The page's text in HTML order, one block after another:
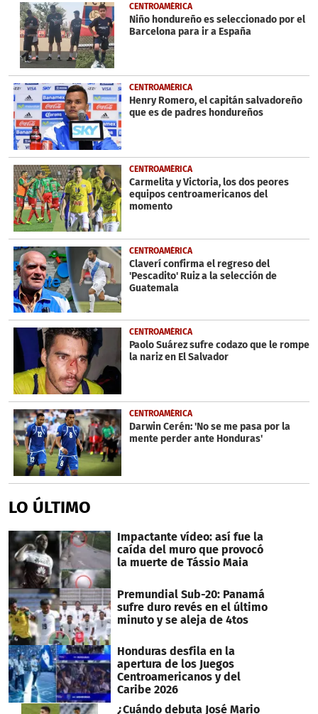
minutes,
51
seconds
CENTROAMÉRICA
Niño hondureño es seleccionado por el
Barcelona para ir a España
CENTROAMÉRICA
Henry Romero, el capitán salvadoreño
que es de padres hondureños
CENTROAMÉRICA
Carmelita y Victoria, los dos peores
equipos centroamericanos del
momento
CENTROAMÉRICA
Claverí confirma el regreso del
'Pescadito' Ruiz a la selección de
Guatemala
CENTROAMÉRICA
Paolo Suárez sufre codazo que le rompe
la nariz en El Salvador
CENTROAMÉRICA
Darwin Cerén: 'No se me pasa por la
mente perder ante Honduras'
LO ÚLTIMO
Impactante vídeo: así fue la
caída del muro que provocó
la muerte de Tássio Maia
Premundial Sub-20: Panamá
sufre duro revés en el último
minuto y se aleja de 4tos
Honduras desfila en la
apertura de los Juegos
Centroamericanos y del
Caribe 2026
¿Cuándo debuta José Mario